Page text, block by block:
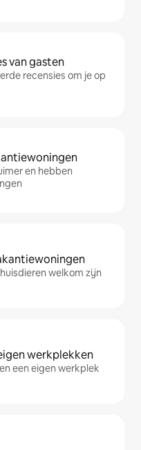
van gasten
recensies om je op
en hebben
welkom zijn
werkplekken
een eigen werkplek